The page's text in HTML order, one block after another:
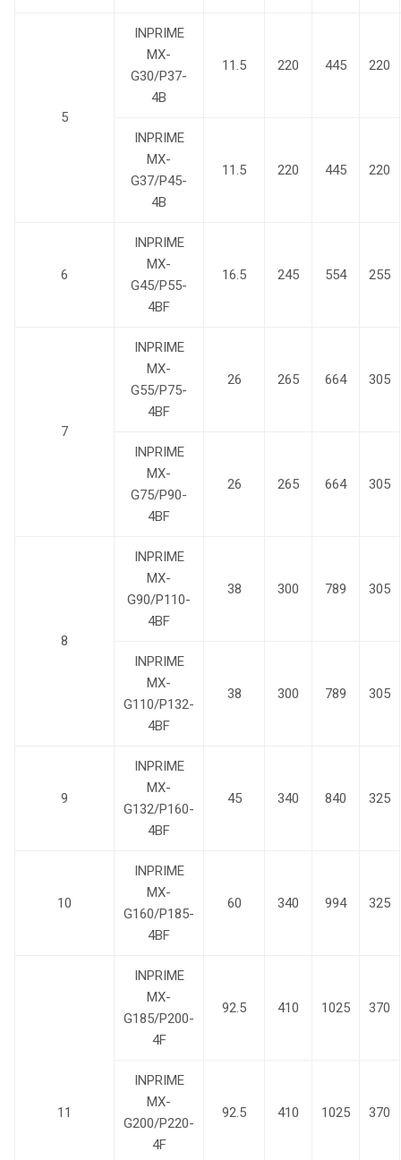
5
INPRIME
MX-
G30/P37-
4B
11.5 220 445 220
INPRIME
MX-
G37/P45-
4B
11.5 220 445 220
6
INPRIME
MX-
G45/P55-
4BF
16.5 245 554 255
7
INPRIME
MX-
G55/P75-
4BF
26 265 664 305
INPRIME
MX-
G75/P90-
4BF
26 265 664 305
8
INPRIME
MX-
G90/P110-
4BF
38 300 789 305
INPRIME
MX-
G110/P132-
4BF
38 300 789 305
9
INPRIME
MX-
G132/P160-
4BF
45 340 840 325
10
INPRIME
MX-
G160/P185-
4BF
60 340 994 325
11
INPRIME
MX-
G185/P200-
4F
92.5 410 1025 370
INPRIME
MX-
G200/P220-
4F
92.5 410 1025 370